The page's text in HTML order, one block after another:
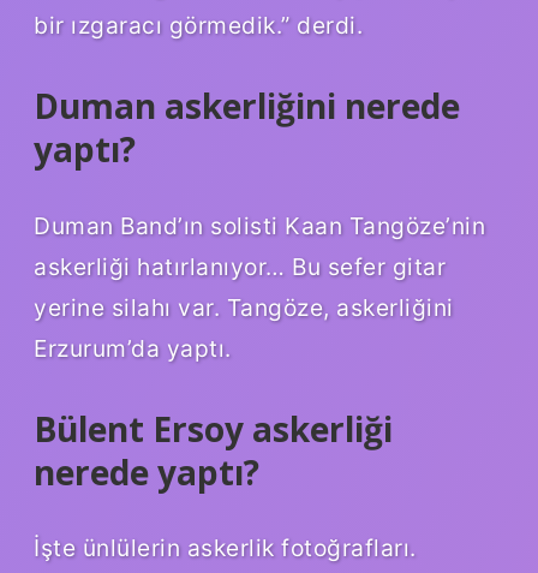
bir ızgaracı görmedik.” derdi.
Duman askerliğini nerede
yaptı?
Duman Band’ın solisti Kaan Tangöze’nin
askerliği hatırlanıyor… Bu sefer gitar
yerine silahı var. Tangöze, askerliğini
Erzurum’da yaptı.
Bülent Ersoy askerliği
nerede yaptı?
İşte ünlülerin askerlik fotoğrafları.